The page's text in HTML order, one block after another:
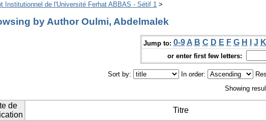
Institutionnel de l'Université Ferhat ABBAS - Sétif 1 >
by Author Oulmi, Abdelmalek
Jump to: 0-9 A B C D E F G H J K
or enter first few letters:
Sort by: In order:
Showing
de
Titre